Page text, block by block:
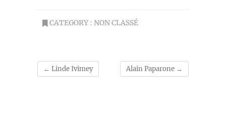
CATEGORY : NON CLASSÉ
← Linde Ivimey Alain Paparone →